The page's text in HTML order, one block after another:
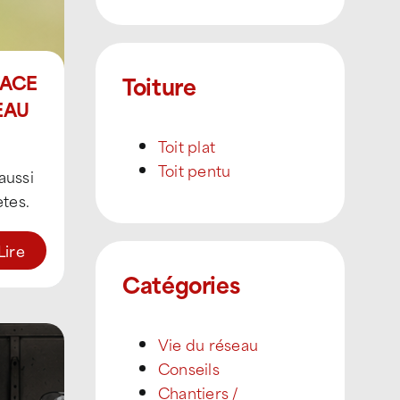
Toiture
Toit plat
Toit pentu
Catégories
Vie du réseau
Conseils
Chantiers /